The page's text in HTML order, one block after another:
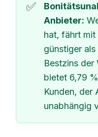
Anbieter:
hat, fährt
günstiger
Bestzins der
bietet 6,79
Kunden, der
unabhängig